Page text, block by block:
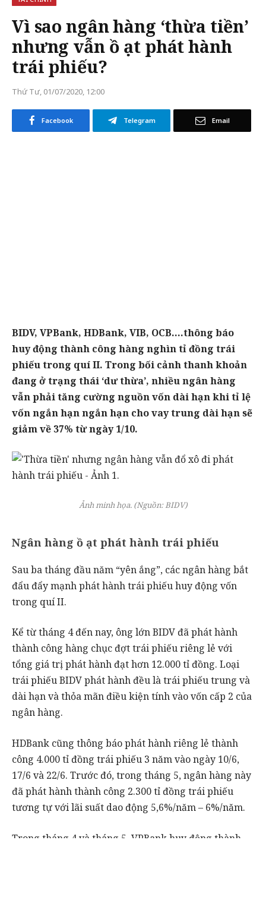
Vì sao ngân hàng ‘thừa tiền’
nhưng vẫn ồ ạt phát hành
trái phiếu?
Thứ Tư, 01/07/2020, 12:00
Facebook Telegram Email
BIDV, VPBank, HDBank, VIB, OCB….thông báo
huy động thành công hàng nghìn tỉ đồng trái
phiếu trong quí II. Trong bối cảnh thanh khoản
đang ở trạng thái ‘dư thừa’, nhiều ngân hàng
vẫn phải tăng cường nguồn vốn dài hạn khi tỉ lệ
vốn ngắn hạn ngắn hạn cho vay trung dài hạn sẽ
giảm về 37% từ ngày 1/10.
Ảnh minh họa. (Nguồn: BIDV)
Ngân hàng ồ ạt phát hành trái phiếu
Sau ba tháng đầu năm “yên ắng”, các ngân hàng bắt
đẩu đẩy mạnh phát hành trái phiếu huy động vốn
trong quí II.
Kể từ tháng 4 đến nay, ông lớn BIDV đã phát hành
thành công hàng chục đợt trái phiếu riêng lẻ với
tổng giá trị phát hành đạt hơn 12.000 tỉ đồng. Loại
trái phiếu BIDV phát hành đều là trái phiếu trung và
dài hạn và thỏa mãn điều kiện tính vào vốn cấp 2 của
ngân hàng.
HDBank cũng thông báo phát hành riêng lẻ thành
công 4.000 tỉ đồng trái phiếu 3 năm vào ngày 10/6,
17/6 và 22/6. Trước đó, trong tháng 5, ngân hàng này
đã phát hành thành công 2.300 tỉ đồng trái phiếu
tương tự với lãi suất dao động 5,6%/năm – 6%/năm.
Trong tháng 4 và tháng 5, VPBank huy động thành